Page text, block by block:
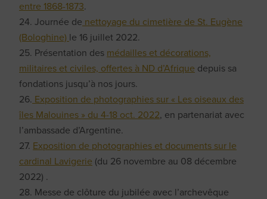
entre 1868-1873.
24. Journée de nettoyage du cimetière de St. Eugène
(Bologhine) le 16 juillet 2022.
25. Présentation des médailles et décorations,
militaires et civiles, offertes à ND d’Afrique depuis sa
fondations jusqu’à nos jours.
26. Exposition de photographies sur « Les oiseaux des
îles Malouines » du 4-18 oct. 2022, en partenariat avec
l’ambassade d’Argentine.
27. Exposition de photographies et documents sur le
cardinal Lavigerie (du 26 novembre au 08 décembre
2022) .
28. Messe de clôture du jubilée avec l’archevêque